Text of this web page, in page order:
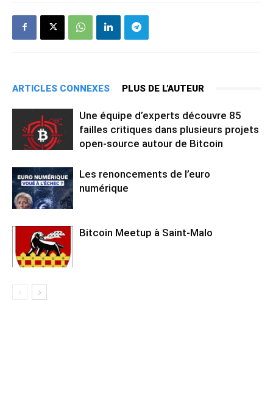
ARTICLES CONNEXES PLUS DE L'AUTEUR
Une équipe d’experts découvre 85
failles critiques dans plusieurs projets
open-source autour de Bitcoin
Les renoncements de l’euro
numérique
Bitcoin Meetup à Saint-Malo